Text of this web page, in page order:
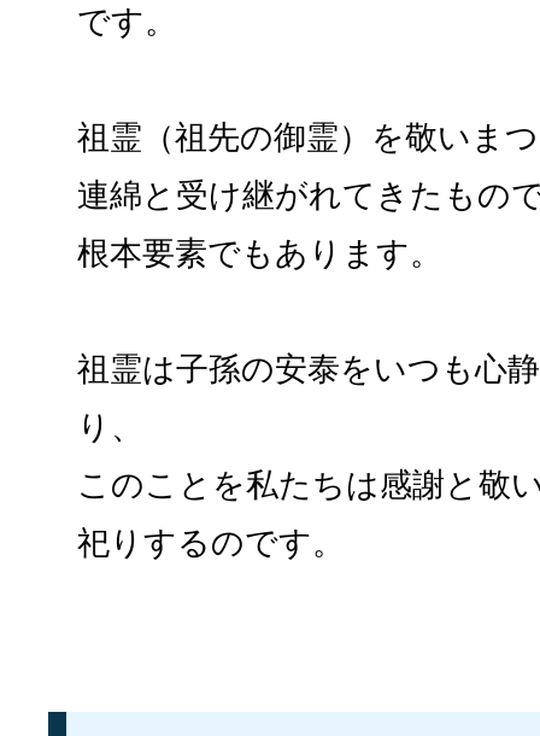
です。
祖霊（祖先の御霊）を敬いま
連綿と受け継がれてきたもの
根本要素でもあります。
祖霊は子孫の安泰をいつも心
り、
このことを私たちは感謝と敬
祀りするのです。